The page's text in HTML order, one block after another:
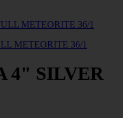
METEORITE 36/1
4" SILVER